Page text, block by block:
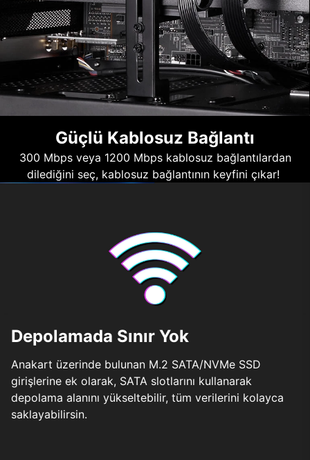
Güçlü Kablosuz Bağlantı
300 Mbps veya 1200 Mbps kablosuz bağlantılardan
dilediğini seç, kablosuz bağlantının keyfini çıkar!
Depolamada Sınır Yok
Anakart üzerinde bulunan M.2 SATA/NVMe SSD
girişlerine ek olarak, SATA slotlarını kullanarak
depolama alanını yükseltebilir, tüm verilerini kolayca
saklayabilirsin.